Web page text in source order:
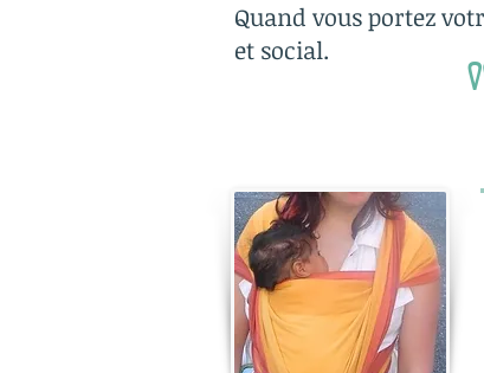
Quand vous portez
et social.